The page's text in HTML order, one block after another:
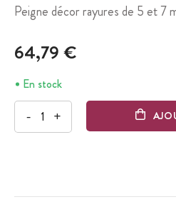
Peigne décor rayures de 5 et 7
64,79 €
En stock
- +